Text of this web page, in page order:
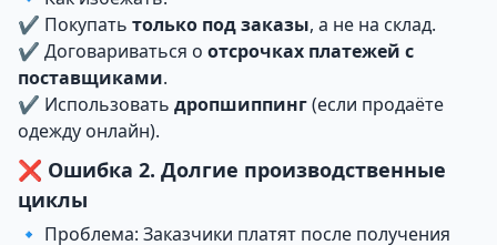
✔ Покупать только под заказы, а не на склад.
✔ Договариваться о отсрочках платежей с
поставщиками.
✔ Использовать дропшиппинг(если продаёте
одежду онлайн).
❌ Ошибка 2. Долгие производственные
циклы
🔹 Проблема: Заказчики платят после получения